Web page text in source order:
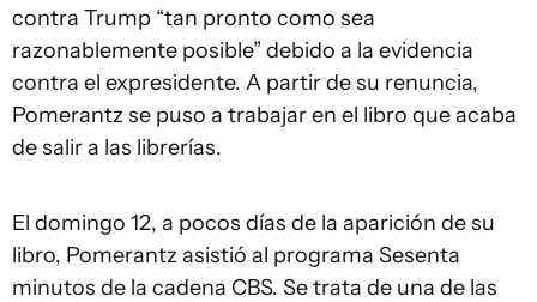
contra Trump “tan pronto como sea
razonablemente posible” debido a la evidencia
contra el expresidente. A partir de su renuncia,
Pomerantz se puso a trabajar en el libro que acaba
de salir a las librerías.
El domingo 12, a pocos días de la aparición de su
libro, Pomerantz asistió al programa Sesenta
minutos de la cadena CBS. Se trata de una de las